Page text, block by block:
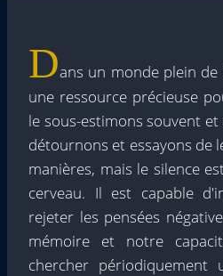
Dans un monde plein de
une ressource précieuse
le sous-estimons souvent
détournons et essayons de
manières, mais le silence
cerveau. Il est capable
rejeter les pensées
mémoire et notre
chercher périodiquement